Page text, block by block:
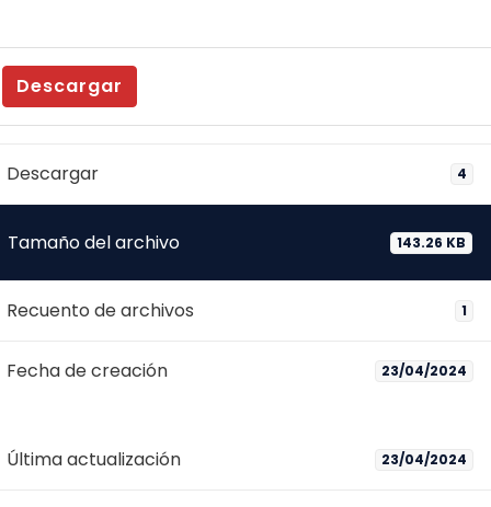
Descargar
Descargar 4
Tamaño del archivo 143.26 KB
Recuento de archivos 1
Fecha de creación 23/04/2024
Última actualización 23/04/2024